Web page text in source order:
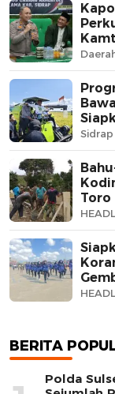
Sidrap
Toro
BERITA
Polda